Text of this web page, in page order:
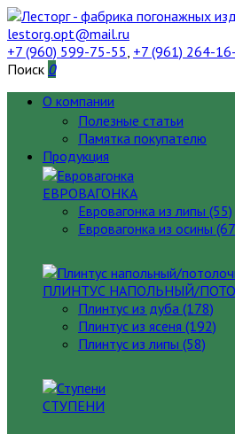
lestorg.opt@mail.ru
+7 (960) 599-75-55, +7 (961) 264-
Поиск 0
О компании
Полезные статьи
Памятка покупателю
Продукция
ЕВРОВАГОНКА
Евровагонка из липы (55)
Евровагонка из осины
ПЛИНТУС НАПОЛЬНЫЙ/
Плинтус из дуба (178)
Плинтус из ясеня (192)
Плинтус из липы (58)
СТУПЕНИ